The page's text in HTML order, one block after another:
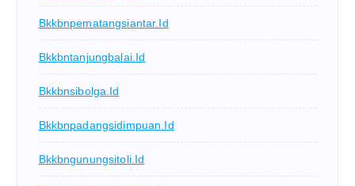
Bkkbnpematangsiantar.id
Bkkbntanjungbalai.id
Bkkbnsibolga.id
Bkkbnpadangsidimpuan.id
Bkkbngunungsitoli.id